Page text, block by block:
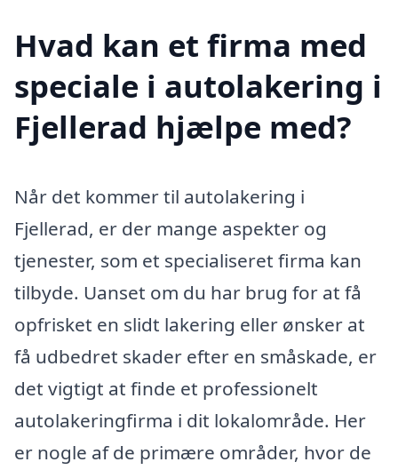
Hvad kan et firma med
speciale i autolakering i
Fjellerad hjælpe med?
Når det kommer til autolakering i
Fjellerad, er der mange aspekter og
tjenester, som et specialiseret firma kan
tilbyde. Uanset om du har brug for at få
opfrisket en slidt lakering eller ønsker at
få udbedret skader efter en småskade, er
det vigtigt at finde et professionelt
autolakeringfirma i dit lokalområde. Her
er nogle af de primære områder, hvor de